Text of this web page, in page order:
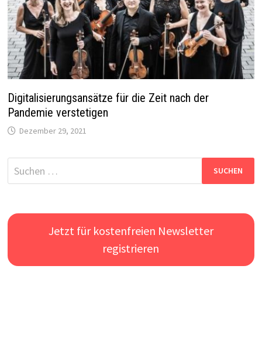
Digitalisierungsansätze für die Zeit nach der
Pandemie verstetigen
Dezember 29, 2021
Suchen
nach:
Jetzt für kostenfreien Newsletter
registrieren